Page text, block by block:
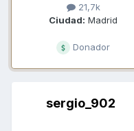
21,7k
Ciudad: Madrid
Donador
sergio_902